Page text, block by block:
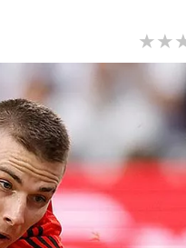
★★
★★